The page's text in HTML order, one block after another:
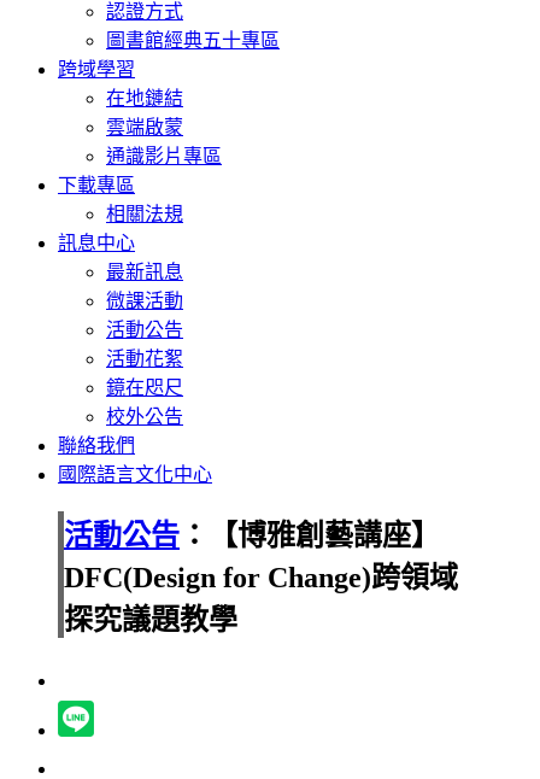
認證方式
圖書館經典五十專區
跨域學習
在地鏈結
雲端啟蒙
通識影片專區
下載專區
相關法規
訊息中心
最新訊息
微課活動
活動公告
活動花絮
鏡在咫尺
校外公告
聯絡我們
國際語言文化中心
活動公告 ：【博雅創藝講座】
DFC(Design for Change)跨領域
探究議題教學